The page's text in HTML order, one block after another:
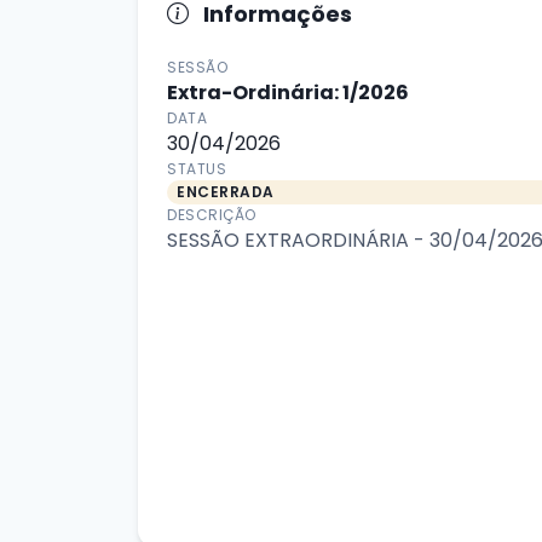
Informações
SESSÃO
Extra-Ordinária: 1/2026
DATA
30/04/2026
STATUS
ENCERRADA
DESCRIÇÃO
SESSÃO EXTRAORDINÁRIA - 30/04/2026